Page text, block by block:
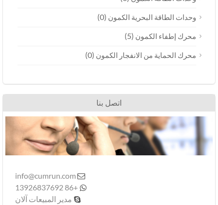
وحدات الطاقة البحرية الكمون(0)
محرك إطفاء الكمون(5)
محرك الحماية من الانفجار الكمون(0)
اتصل بنا
info@cumrun.com
+86 13926837692
مدير المبيعات آلان